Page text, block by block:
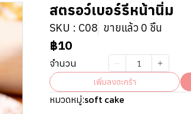
สตรอว์เบอร์รีหน้านิ่ม
SKU : C08 ขายแล้ว 0 ชิ้น
฿10
จำนวน
เพิ่มลงตะกร้า
หมวดหมู่:soft cake